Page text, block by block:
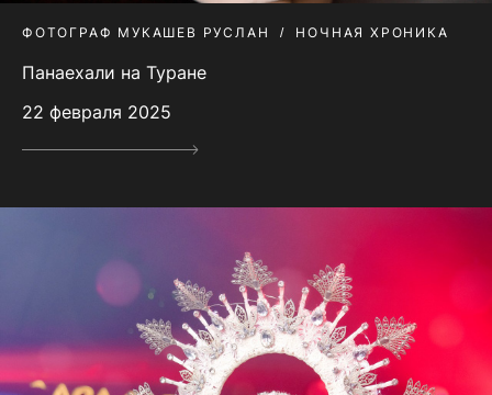
ФОТОГРАФ МУКАШЕВ РУСЛАН НОЧНАЯ ХРОНИКА
Панаехали на Туране
22 февраля 2025